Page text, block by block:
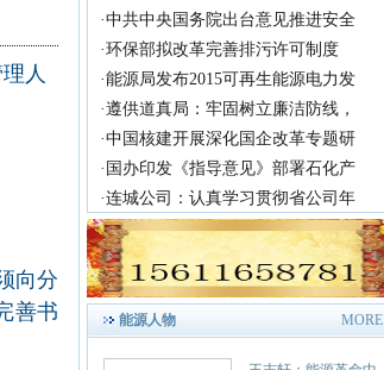
人
向分
善书
·中共中央国务院出台意见推进安全
·环保部拟改革完善排污许可制度
·能源局发布2015可再生能源电力发
·遵供道真局：牢固树立廉洁防线，
·中国核建开展深化国企改革专题研
· 国办印发《指导意见》部署石化产
·连城公司：认真学习贯彻省公司年
能源人物 MORE